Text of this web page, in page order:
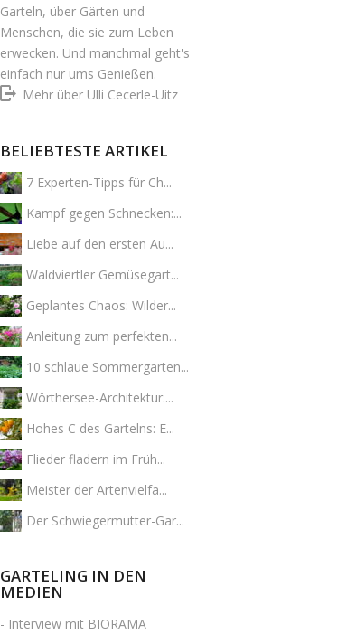
Garteln, über Gärten und
Menschen, die sie zum Leben
erwecken. Und manchmal geht's
einfach nur ums Genießen.
Mehr über Ulli Cecerle-Uitz
BELIEBTESTE ARTIKEL
7 Experten-Tipps für Ch...
Kampf gegen Schnecken:...
Liebe auf den ersten Au...
Waldviertler Gemüsegart...
Geplantes Chaos: Wilder...
Anleitung zum perfekten...
10 schlaue Sommergarten...
Wörthersee-Architektur:...
Hohes C des Gartelns: E...
Flieder fladern im Früh...
Meister der Artenvielfa...
Der Schwiegermutter-Gar...
GARTELING IN DEN
MEDIEN
- Interview mit BIORAMA